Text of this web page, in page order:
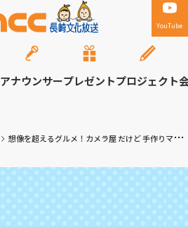
YouTube
アナウンサープレゼントプロジェクト
想像を超えるグルメ！カメラ屋 だけど 手作りマフィン！佐世保市「マフィンながお」